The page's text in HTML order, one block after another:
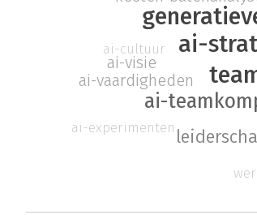
ai-
ai-
ai-vaardigheden
ai-visie
ai-cultuur
ai-experimenten